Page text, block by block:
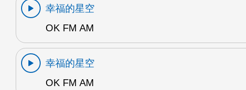
幸福的星空
OK FM AM
幸福的星空
OK FM AM